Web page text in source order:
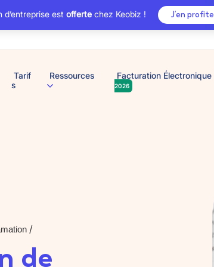
d’entreprise est offertechez Keobiz ! J’en profite
Tarif
s
Ressources Facturation Électronique
2026
/
de